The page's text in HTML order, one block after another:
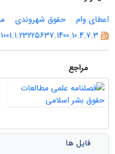
اعطای وام
حقوق شهروندی
مراجع
فایل ها